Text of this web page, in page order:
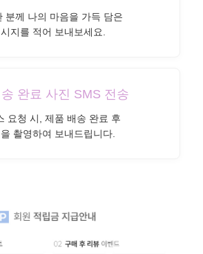
분께 나의 마음을 가득 담은
지를 적어 보내보세요.
완료 사진 SMS 전송
요청 시, 제품 배송 완료 후
촬영하여 보내드립니다.